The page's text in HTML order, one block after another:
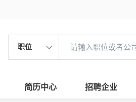
职位
简历中心 招聘企业